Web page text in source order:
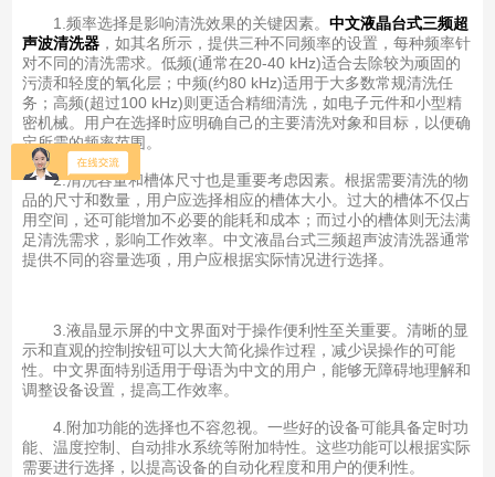
1.频率选择是影响清洗效果的关键因素。 中文液晶台式三频超
声波清洗器，如其名所示，提供三种不同频率的设置，每种频率针
对不同的清洗需求。低频(通常在20-40 kHz)适合去除较为顽固的
污渍和轻度的氧化层；中频(约80 kHz)适用于大多数常规清洗任
务；高频(超过100 kHz)则更适合精细清洗，如电子元件和小型精
密机械。用户在选择时应明确自己的主要清洗对象和目标，以便确
定所需的频率范围。
2.清洗容量和槽体尺寸也是重要考虑因素。根据需要清洗的物
品的尺寸和数量，用户应选择相应的槽体大小。过大的槽体不仅占
用空间，还可能增加不必要的能耗和成本；而过小的槽体则无法满
足清洗需求，影响工作效率。中文液晶台式三频超声波清洗器通常
提供不同的容量选项，用户应根据实际情况进行选择。
3.液晶显示屏的中文界面对于操作便利性至关重要。清晰的显
示和直观的控制按钮可以大大简化操作过程，减少误操作的可能
性。中文界面特别适用于母语为中文的用户，能够无障碍地理解和
调整设备设置，提高工作效率。
4.附加功能的选择也不容忽视。一些好的设备可能具备定时功
能、温度控制、自动排水系统等附加特性。这些功能可以根据实际
需要进行选择，以提高设备的自动化程度和用户的便利性。